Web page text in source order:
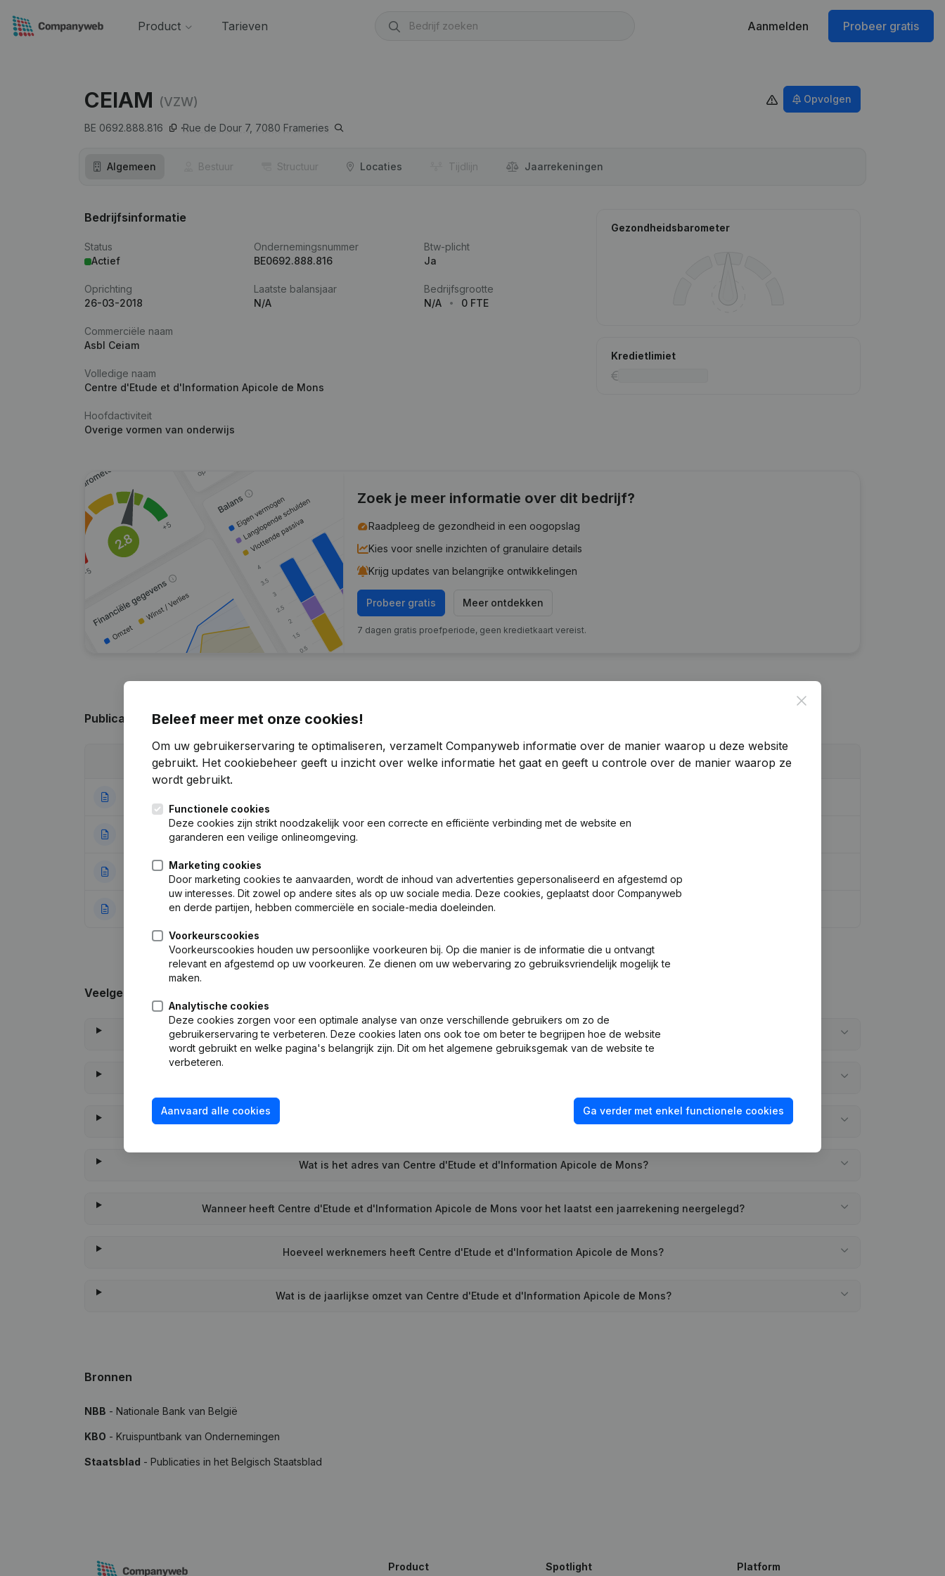
Product Tarieven Aanmelden Probeer gratis
CEIAM (VZW)
BE 0692.888.816 Rue de Dour 7, 7080 Frameries
Opvolgen
Algemeen Bestuur Structuur Locaties Tijdlijn Jaar­rekeningen
Bedrijfsinformatie
Status
Actief
Ondernemingsnummer
BE0692.888.816
Btw-plicht
Ja
Oprichting
26-03-2018
Laatste balansjaar
N/A
Bedrijfsgrootte
N/A
0 FTE
Commerciële naam
Asbl Ceiam
Volledige naam
Centre d'Etude et d'Information Apicole de Mons
Hoofdactiviteit
Overige vormen van onderwijs
Gezondheidsbarometer
Kredietlimiet
Zoek je meer informatie over dit bedrijf?
Raadpleeg de gezondheid in een oogopslag
Kies voor snelle inzichten of granulaire details
Krijg updates van belangrijke ontwikkelingen
Probeer gratis Meer ontdekken
7 dagen gratis proefperiode, geen kredietkaart vereist.
Publicaties van CEIAM
Publicatie
03-08-2023 Ontslagnemingen, Benoemingen - Statuten (Vertaling, Coördinatie, Overige Wijzigingen, …)
27-09-2021 Maatschappelijke Zetel - Ontslagnemingen, Benoemingen - Statuten (Vertaling, Coördinatie, Overige Wijzigingen, …)
06-04-2018 Rubriek Oprichting (Nieuwe Rechtspersoon, Opening Bijkantoor, enz...)
Veelgestelde vragen
Wat is het btw-nummer van Centre d'Etude et d'Information Apicole de Mons?
Wanneer werd Centre d'Etude et d'Information Apicole de Mons opgericht?
Wat is het adres van Centre d'Etude et d'Information Apicole de Mons?
Wanneer heeft Centre d'Etude et d'Information Apicole de Mons voor het laatst een jaarrekening neergelegd?
Hoeveel werknemers heeft Centre d'Etude et d'Information Apicole de Mons?
Wat is de jaarlijkse omzet van Centre d'Etude et d'Information Apicole de Mons?
Bronnen
NBB - Nationale Bank van België
KBO - Kruispuntbank van Ondernemingen
Staatsblad - Publicaties in het Belgisch Staatsblad
Close
Beleef meer met onze cookies!
Om uw gebruikerservaring te optimaliseren, verzamelt Companyweb informatie over de manier waarop u deze website
gebruikt. Het cookiebeheer geeft u inzicht over welke informatie het gaat en geeft u controle over de manier waarop ze
wordt gebruikt.
Functionele cookies
Deze cookies zijn strikt noodzakelijk voor een correcte en efficiënte verbinding met de website en
garanderen een veilige onlineomgeving.
Marketing cookies
Door marketing cookies te aanvaarden, wordt de inhoud van advertenties gepersonaliseerd en afgestemd op
uw interesses. Dit zowel op andere sites als op uw sociale media. Deze cookies, geplaatst door Companyweb
en derde partijen, hebben commerciële en sociale-media doeleinden.
Voorkeurscookies
Voorkeurscookies houden uw persoonlijke voorkeuren bij. Op die manier is de informatie die u ontvangt
relevant en afgestemd op uw voorkeuren. Ze dienen om uw webervaring zo gebruiksvriendelijk mogelijk te
maken.
Analytische cookies
Deze cookies zorgen voor een optimale analyse van onze verschillende gebruikers om zo de
gebruikerservaring te verbeteren. Deze cookies laten ons ook toe om beter te begrijpen hoe de website
wordt gebruikt en welke pagina's belangrijk zijn. Dit om het algemene gebruiksgemak van de website te
verbeteren.
Aanvaard alle cookies Ga verder met enkel functionele cookies
Product Spotlight Platform